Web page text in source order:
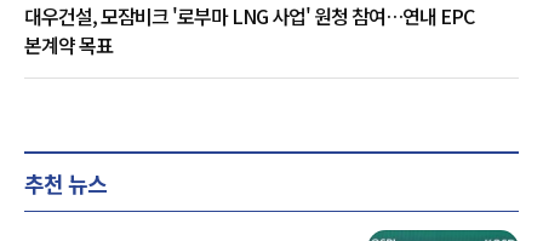
대우건설, 모잠비크 '로부마 LNG 사업' 원청 참여…연내 EPC
본계약 목표
추천 뉴스